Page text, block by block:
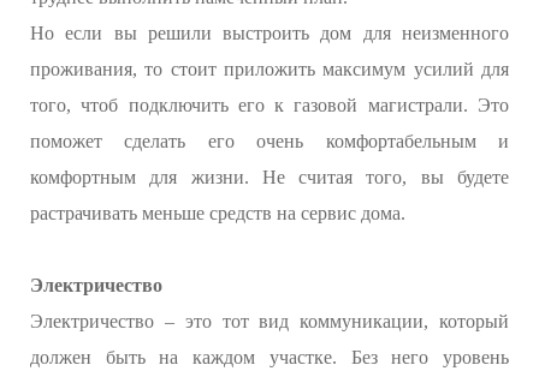
Но если вы решили выстроить дом для неизменного
проживания, то стоит приложить максимум усилий для
того, чтоб подключить его к газовой магистрали. Это
поможет сделать его очень комфортабельным и
комфортным для жизни. Не считая того, вы будете
растрачивать меньше средств на сервис дома.
Электричество
Электричество – это тот вид коммуникации, который
должен быть на каждом участке. Без него уровень